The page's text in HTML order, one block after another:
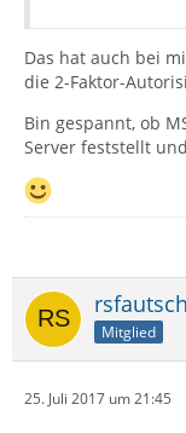
Das hat auch bei
die 2-Faktor-
Bin gespannt, ob
Server feststellt
rsfautsch
Mitglied
25. Juli 2017 um 21:45